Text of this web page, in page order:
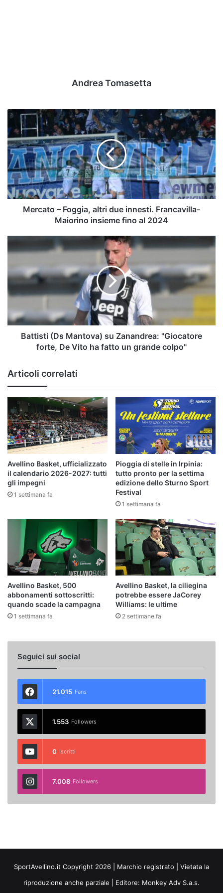
Andrea Tomasetta
Mercato
Foggia,
altri
due
innesti.
Francavilla-
Maiorino
insieme
Mercato – Foggia, altri due innesti. Francavilla-
Maiorino insieme fino al 2024
Battisti
(Ds
su
Zanandrea:
"Giocatore
De
Vito
colpo"
Battisti (Ds Mantova) su Zanandrea: "Giocatore
forte, De Vito ha fatto un grande colpo"
Articoli correlati
Avellino Basket, ufficializzato
il calendario 2026-2027: tutti
gli impegni
1 settimana fa
Pioggia di stelle in Irpinia:
tutto pronto per la settima
edizione dello Sturno Sport
Festival
1 settimana fa
Avellino Basket, 500
abbonamenti sottoscritti:
quando scade la campagna
1 settimana fa
Avellino Basket, la ciliegina
potrebbe essere JaCorey
Williams: le ultime
2 settimane fa
Seguici sui social
21.015 Fans
1.553 Followers
0 Iscritti
7.008 Followers
SportAvellino.it Copyright 2026 | Marchio registrato | Vietata la
riproduzione anche parziale | Editore: Monkey Adv S.a.s.